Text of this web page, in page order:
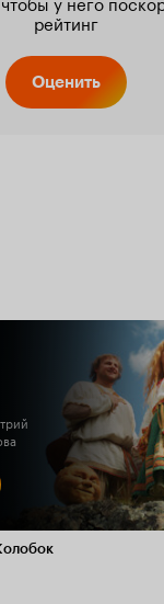
рейтинг
Оценить